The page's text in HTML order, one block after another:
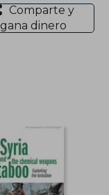
Comparte y
gana dinero